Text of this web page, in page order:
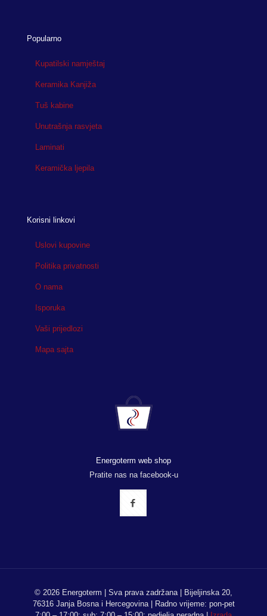
Popularno
Kupatilski namještaj
Keramika Kanjiža
Tuš kabine
Unutrašnja rasvjeta
Laminati
Keramička ljepila
Korisni linkovi
Uslovi kupovine
Politika privatnosti
O nama
Isporuka
Vaši prijedlozi
Mapa sajta
Energoterm web shop
Pratite nas na facebook-u
© 2026 Energoterm | Sva prava zadržana | Bijeljinska 20,
76316 Janja Bosna i Hercegovina | Radno vrijeme: pon-pet